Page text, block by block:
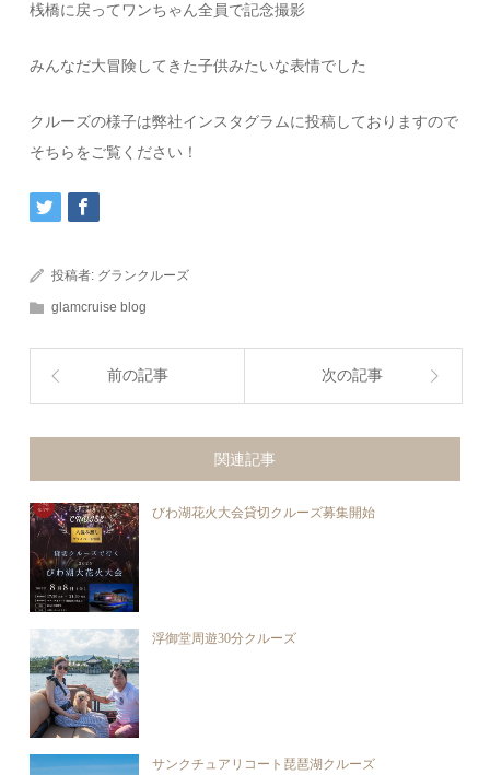
桟橋に戻ってワンちゃん全員で記念撮影
みんなだ大冒険してきた子供みたいな表情でした
クルーズの様子は弊社インスタグラムに投稿しておりますので
そちらをご覧ください！
投稿者: グランクルーズ
glamcruise blog
前の記事 次の記事
関連記事
びわ湖花火大会貸切クルーズ募集開始
浮御堂周遊30分クルーズ
サンクチュアリコート琵琶湖クルーズ